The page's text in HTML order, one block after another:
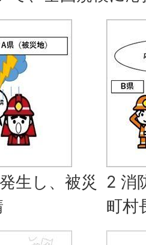
生し、被災
2 消
町村